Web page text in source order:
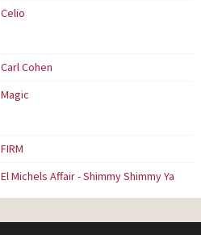
Celio
Carl Cohen
Magic
FIRM
El Michels Affair - Shimmy Shimmy Ya